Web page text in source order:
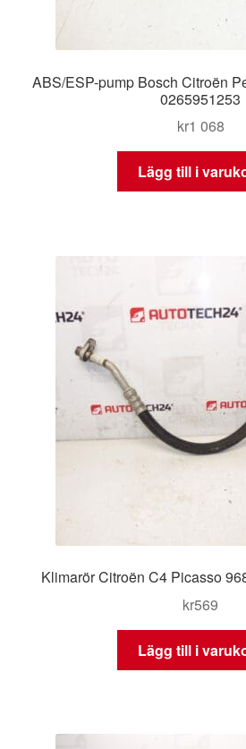
ABS/ESP-pump Bosch Citroën
0265951253
kr1 068
Lägg till i
Klimarör Citroën C4 Picasso
kr569
Lägg till i